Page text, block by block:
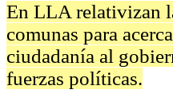
En LLA relativizan
comunas para
ciudadanía al
fuerzas políticas.